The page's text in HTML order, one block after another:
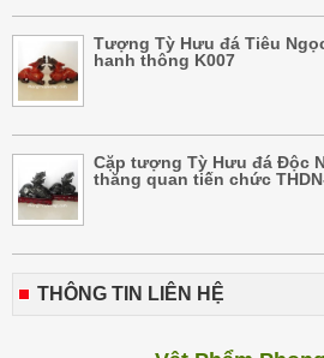
Tượng Tỳ Hưu đá Tiêu
hanh thông K007
Cặp tượng Tỳ Hưu đá Độc
thăng quan tiến chức
THÔNG TIN LIÊN HỆ